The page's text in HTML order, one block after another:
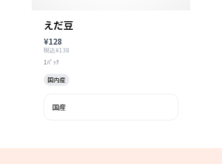
えだ豆
¥128
税込¥138
1ﾊﾟｯｸ
国内産
国産